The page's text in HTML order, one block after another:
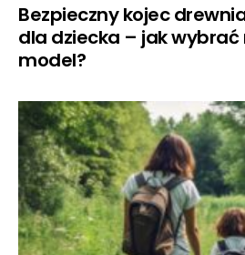
Bezpieczny kojec
dla dziecka – jak wybrać
model?